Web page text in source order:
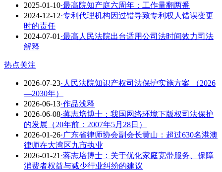
2025-01-10·最高院知产庭六周年：工作量翻两番
2024-12-12·专利代理机构因过错导致专利权人错误变更
时的责任
2024-07-01 ·最高人民法院出台适用公司法时间效力司法
解释
热点关注
2026-07-23·人民法院知识产权司法保护实施方案 （2026
—2030年）
2026-06-13·作品浅释
2026-06-08·蒋志培博士：我国网络环境下版权司法保护
的发展（20年前：2007年5月28日）
2026-01-26·广东省律师协会副会长黄山：超过630名港澳
律师在大湾区九市执业
2026-01-21 ·蒋志培博士：关于优化家庭宽带服务、保障
消费者权益与减少行业纠纷的建议